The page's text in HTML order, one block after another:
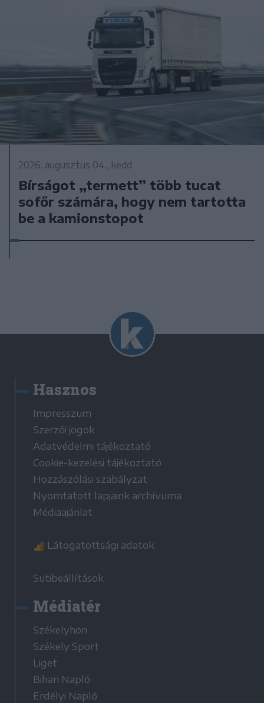
2026. augusztus 04., kedd
Bírságot „termett” több tucat
sofőr számára, hogy nem tartotta
be a kamionstopot
Hasznos
Impresszum
Szerzői jogok
Adatvédelmi tájékoztató
Cookie-kezelési tájékoztató
Hozzászólási szabályzat
Nyomtatott lapjaink archívuma
Médiaajánlat
Látogatottsági adatok
Sütibeállítások
Médiatér
Székelyhon
Székely Sport
Liget
Bihari Napló
Erdélyi Napló